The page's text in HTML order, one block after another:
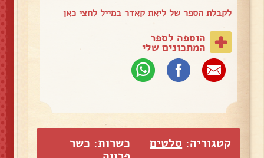
לקבלת הספר של ליאת קאדר במייללחצי כאן
הוספה לספר
המתכונים שלי
קטגוריה: סלטים
כשרות: כשר